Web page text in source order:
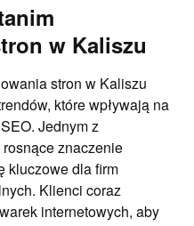
w Kaliszu
stron w Kaliszu
które wpływają na
Jednym z
znaczenie
kluczowe dla firm
Klienci coraz
internetowych, aby